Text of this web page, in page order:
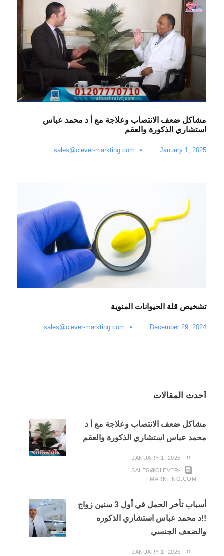
مشاكل ضعف الانتصاب وعلاجة مع أ د محمد عباس
استشاري الذكورة والعقم
January 1, 2025
•
sales@clever-markting.com
تشخيص قلة الحيوانات المنوية
December 29, 2024
•
sales@clever-markting.com
أحدث المقالات
مشاكل ضعف الانتصاب وعلاجة مع أ د
محمد عباس استشاري الذكورة والعقم
JANUARY 1, 2025
SALES@CLEVER-
MARKTING.COM
أسباب تأخر الحمل في أول 3 سنين زواج
!!د محمد عباس استشاري الذكوره
والضعف الجنسي
JANUARY 1, 2025